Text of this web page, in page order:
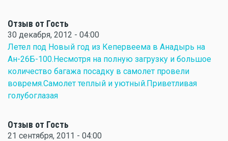
Отзыв от Гость
30 декабря, 2012 - 04:00
Летел под Новый год из Кепервеема в Анадырь на
Ан-26Б-100.Несмотря на полную загрузку и большое
количество багажа посадку в самолет провели
вовремя.Самолет теплый и уютный.Приветливая
голубоглазая
Отзыв от Гость
21 сентября, 2011 - 04:00